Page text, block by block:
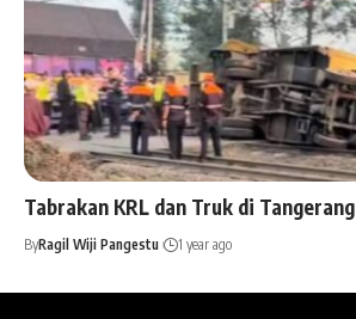
Tabrakan KRL dan Truk di Tangerang
ByRagil Wiji Pangestu 1 year ago